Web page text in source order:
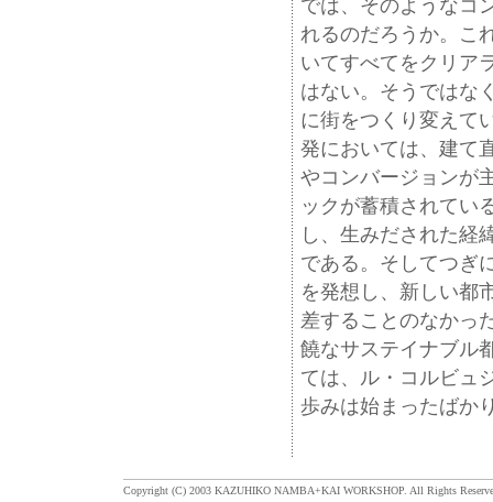
では、そのようなコ
れるのだろうか。こ
いてすべてをクリア
はない。そうではな
に街をつくり変えて
発においては、建て
やコンバージョンが
ックが蓄積されてい
し、生みだされた経
である。そしてつぎ
を発想し、新しい都
差することのなかっ
饒なサステイナブル
ては、ル・コルビュ
歩みは始まったばか
Copyright (C) 2003 KAZUHIKO NAMBA+KAI WORKSHOP. All Rights